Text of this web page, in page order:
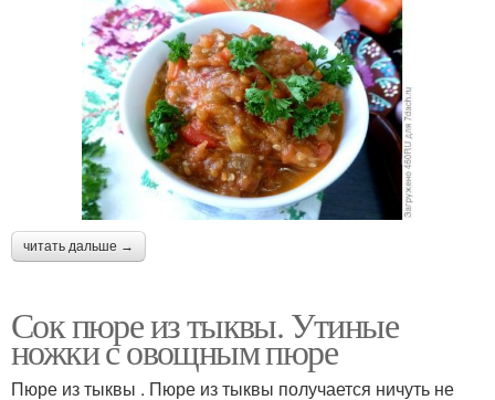
читать дальше →
Сок пюре из тыквы. Утиные
ножки с овощным пюре
Пюре из тыквы . Пюре из тыквы получается ничуть не